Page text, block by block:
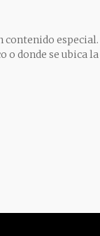
contenido especial.
o donde se ubica